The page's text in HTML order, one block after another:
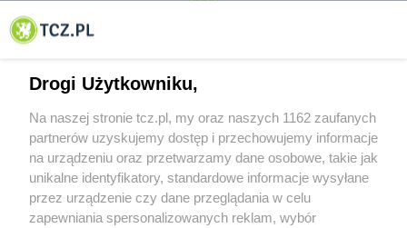
© 2001-2026 Tczew - TCZ.PL Sp. z o.o. Internetowy Serwis Informacyjny Miasta
O FIRMIE POLITYKA PRYWATNOŚCI HOSTING
Drogi Użytkowniku,
Na naszej stronie tcz.pl, my oraz naszych 1162 zaufanych
partnerów uzyskujemy dostęp i przechowujemy informacje
na urządzeniu oraz przetwarzamy dane osobowe, takie jak
unikalne identyfikatory, standardowe informacje wysyłane
przez urządzenie czy dane przeglądania w celu
zapewniania spersonalizowanych reklam, wybór